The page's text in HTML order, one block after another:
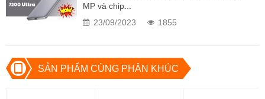
MP và chip...
23/09/2023
1855
SẢN PHẨM CÙNG PHÂN KHÚC